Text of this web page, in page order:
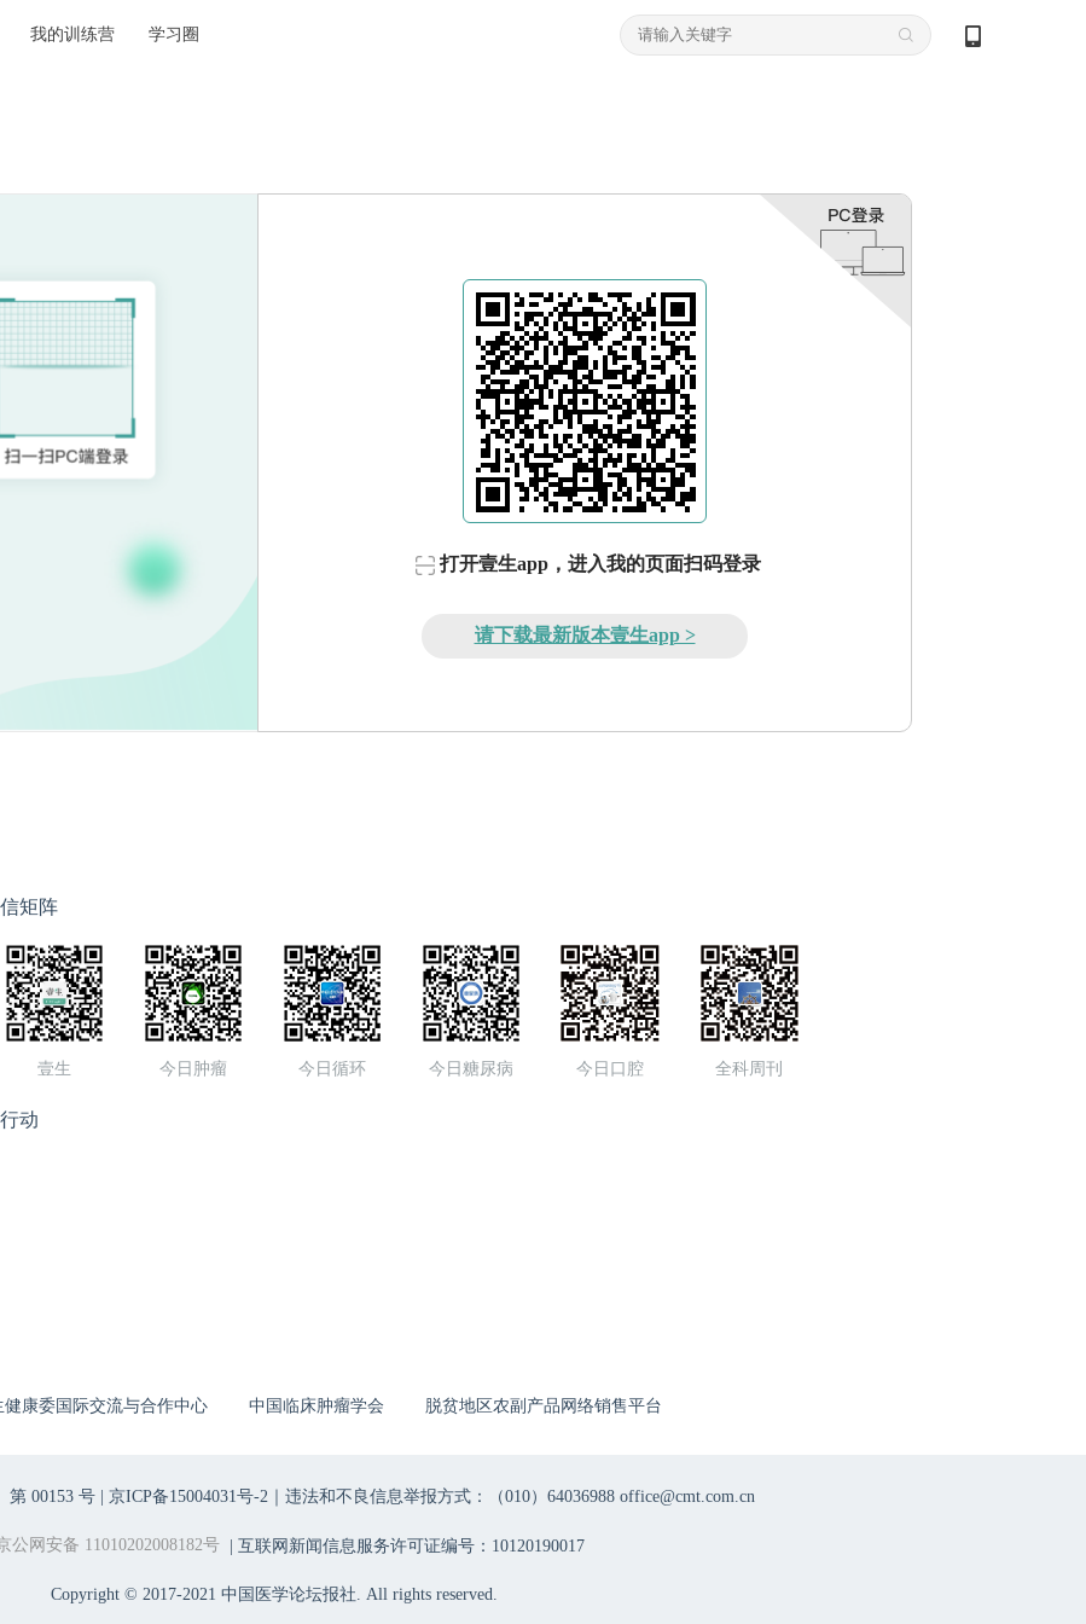
我的训练营 学习圈
打开壹生app，进入我的页面扫码登录
请下载最新版本壹生app >
矩阵
壹生 今日肿瘤 今日循环 今日糖尿病 今日口腔 全科周刊
动
健康委国际交流与合作中心 中国临床肿瘤学会 脱贫地区农副产品网络销售平台
00153 号 | 京ICP备15004031号-2｜违法和不良信息举报方式：（010）64036988 office@cmt.com.cn
公网安备 11010202008182号| 互联网新闻信息服务许可证编号：10120190017
Copyright © 2017-2021 中国医学论坛报社. All rights reserved.